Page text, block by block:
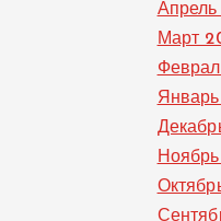
Март